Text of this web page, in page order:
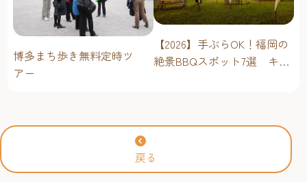
博多まち歩き無料定時ツ
アー
【2026】手ぶらOK！福岡の
絶景BBQスポット7選 キャ
戻る